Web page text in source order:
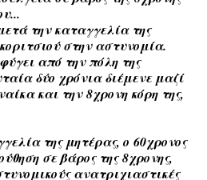
την καταγγελία της
στην αστυνομία.
από την πόλη της
δύο χρόνια διέμενε μαζί
και την 8χρονη κόρη της,
της μητέρας, ο 60χρονος
σε βάρος της 8χρονης,
ανατριχιαστικές